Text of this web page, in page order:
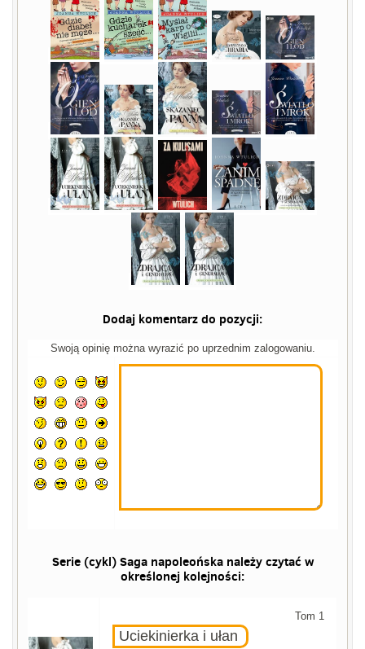
Dodaj komentarz do pozycji:
Swoją opinię można wyrazić po uprzednim zalogowaniu.
Serie (cykl) Saga napoleońska należy czytać w
określonej kolejności:
Tom 1
Uciekinierka i ułan